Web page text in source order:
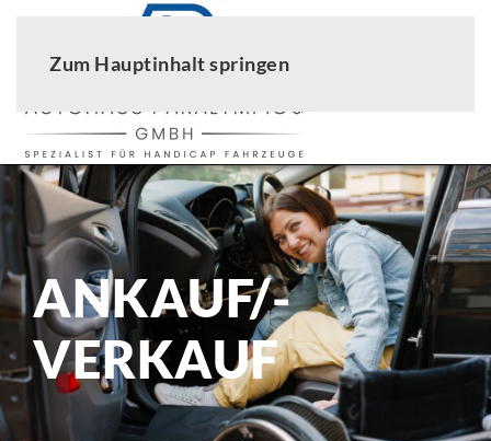
Zum Hauptinhalt springen
ANKAUF/­
VERKAUF